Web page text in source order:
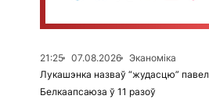
21:25 07.08.2026
Эканоміка
Лукашэнка назваў “жудасцю”
Белкаапсаюза ў 11 разоў